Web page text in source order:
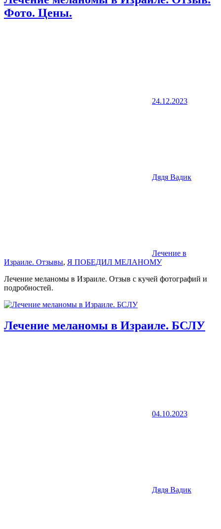
Фото. Цены.
24.12.2023
Дядя Вадик
Лечение в
Израиле. Отзывы, Я ПОБЕДИЛ МЕЛАНОМУ
Лечение меланомы в Израиле. Отзыв с кучей фотографий и
подробностей.
Лечение меланомы в Израиле. БСЛУ
04.10.2023
Дядя Вадик